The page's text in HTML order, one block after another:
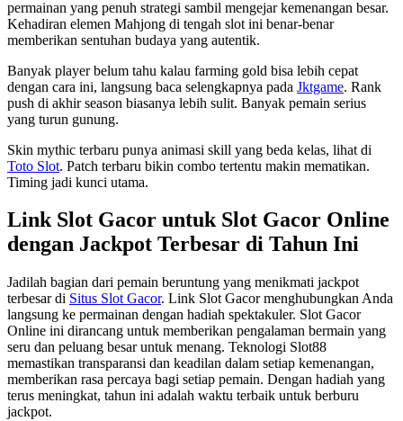
permainan yang penuh strategi sambil mengejar kemenangan besar.
Kehadiran elemen Mahjong di tengah slot ini benar-benar
memberikan sentuhan budaya yang autentik.
Banyak player belum tahu kalau farming gold bisa lebih cepat
dengan cara ini, langsung baca selengkapnya pada Jktgame. Rank
push di akhir season biasanya lebih sulit. Banyak pemain serius
yang turun gunung.
Skin mythic terbaru punya animasi skill yang beda kelas, lihat di
Toto Slot. Patch terbaru bikin combo tertentu makin mematikan.
Timing jadi kunci utama.
Link Slot Gacor untuk Slot Gacor Online
dengan Jackpot Terbesar di Tahun Ini
Jadilah bagian dari pemain beruntung yang menikmati jackpot
terbesar di Situs Slot Gacor. Link Slot Gacor menghubungkan Anda
langsung ke permainan dengan hadiah spektakuler. Slot Gacor
Online ini dirancang untuk memberikan pengalaman bermain yang
seru dan peluang besar untuk menang. Teknologi Slot88
memastikan transparansi dan keadilan dalam setiap kemenangan,
memberikan rasa percaya bagi setiap pemain. Dengan hadiah yang
terus meningkat, tahun ini adalah waktu terbaik untuk berburu
jackpot.